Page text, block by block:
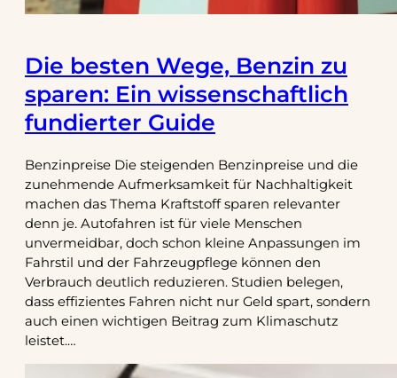
Die besten Wege, Benzin zu
sparen: Ein wissenschaftlich
fundierter Guide
Benzinpreise Die steigenden Benzinpreise und die
zunehmende Aufmerksamkeit für Nachhaltigkeit
machen das Thema Kraftstoff sparen relevanter
denn je. Autofahren ist für viele Menschen
unvermeidbar, doch schon kleine Anpassungen im
Fahrstil und der Fahrzeugpflege können den
Verbrauch deutlich reduzieren. Studien belegen,
dass effizientes Fahren nicht nur Geld spart, sondern
auch einen wichtigen Beitrag zum Klimaschutz
leistet.…